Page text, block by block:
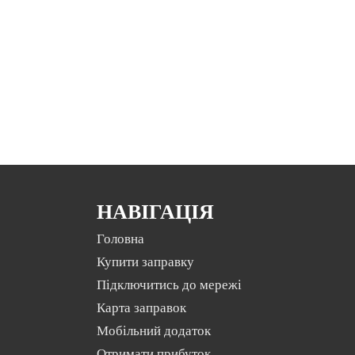
НАВІГАЦІЯ
Головна
Купити заправку
Підключитись до мережі
Карта заправок
Мобільний додаток